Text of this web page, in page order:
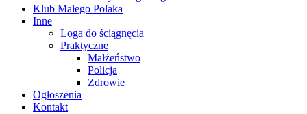
Klub Małego Polaka
Inne
Loga do ściągnęcia
Praktyczne
Małżeństwo
Policja
Zdrowie
Ogłoszenia
Kontakt